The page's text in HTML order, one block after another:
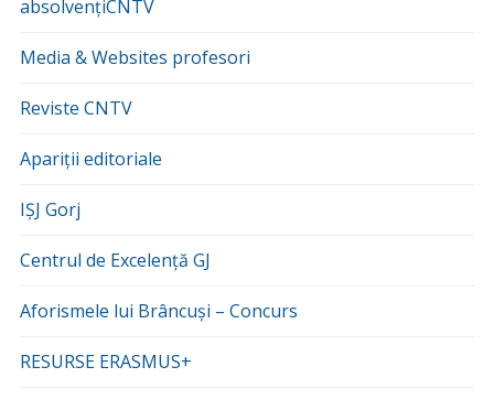
absolvențiCNTV
Media & Websites profesori
Reviste CNTV
Apariții editoriale
IȘJ Gorj
Centrul de Excelență GJ
Aforismele lui Brâncuși – Concurs
RESURSE ERASMUS+